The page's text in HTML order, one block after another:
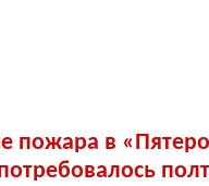
пожара в